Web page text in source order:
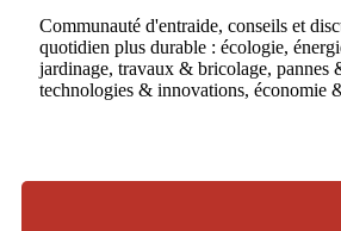
Communauté d'entraide, conseils et
quotidien plus durable : écologie,
jardinage, travaux & bricolage, pannes
technologies & innovations, économie